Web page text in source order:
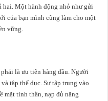
hai. Một hành động nhỏ như gửi
của bạn mình cũng làm cho một
vững.
là ưu tiên hàng đầu. Người
tập thể dục. Sự tập trung vào
mặt tinh thần, nạp đủ năng